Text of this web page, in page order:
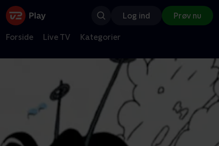
Log ind Prøv nu
Forside Live TV Kategorier